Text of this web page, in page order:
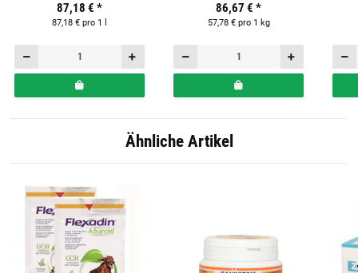
Pferde
87,18 € *
87,18 € pro 1 l
86,67 € *
57,78 € pro 1 kg
Ähnliche Artikel